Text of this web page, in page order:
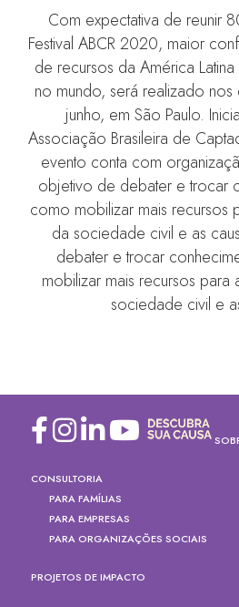
Com expectativa de reunir
Festival ABCR 2020, maior
de recursos da América
no mundo, será realizado
junho, em São Paulo.
Associação Brasileira de
evento conta com
objetivo de debater e trocar
como mobilizar mais recursos
da sociedade civil e as
debater e trocar
mobilizar mais recursos
sociedade civil e
CONSULTORIA
PARA FAMÍLIAS
PARA EMPRESAS
PARA ORGANIZAÇÕES SOCIAIS
PROJETOS DE IMPACTO